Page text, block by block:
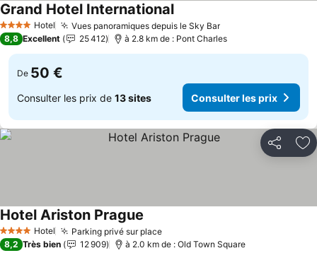
4 Étoiles Hotel Vues panoramiques depuis le Sky BarConsulter les prix
Grand Hotel InternationalConsulter les prix
8,8 Excellent 25 412 à 2.8 km de : Pont Charles
De 50 €
Consulter les prix de 13 sites Consulter les prix
Partager
4 Étoiles Hotel Parking privé sur placeConsulter les prix
Hotel Ariston Prague
8,2 Très bien 12 909 à 2.0 km de : Old Town Square